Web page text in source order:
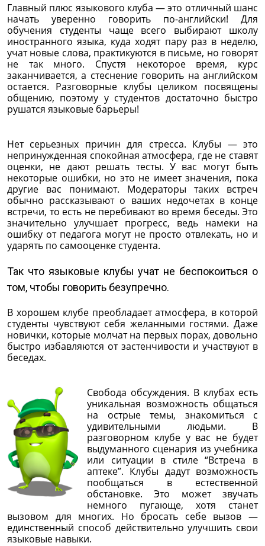
Главный плюс языкового клуба — это отличный шанс
начать уверенно говорить по-английски! Для
обучения студенты чаще всего выбирают школу
иностранного языка, куда ходят пару раз в неделю,
учат новые слова, практикуются в письме, но говорят
не так много. Спустя некоторое время, курс
заканчивается, а стеснение говорить на английском
остается. Разговорные клубы целиком посвящены
общению, поэтому у студентов достаточно быстро
рушатся языковые барьеры!
Нет серьезных причин для стресса. Клубы — это
непринужденная спокойная атмосфера, где не ставят
оценки, не дают решать тесты. У вас могут быть
некоторые ошибки, но это не имеет значения, пока
другие вас понимают. Модераторы таких встреч
обычно рассказывают о ваших недочетах в конце
встречи, то есть не перебивают во время беседы. Это
значительно улучшает прогресс, ведь намеки на
ошибку от педагога могут не просто отвлекать, но и
ударять по самооценке студента.
Так что языковые клубы учат не беспокоиться о
том, чтобы говорить безупречно.
В хорошем клубе преобладает атмосфера, в которой
студенты чувствуют себя желанными гостями. Даже
новички, которые молчат на первых порах, довольно
быстро избавляются от застенчивости и участвуют в
беседах.
Свобода обсуждения. В клубах есть
уникальная возможность общаться
на острые темы, знакомиться с
удивительными людьми. В
разговорном клубе у вас не будет
выдуманного сценария из учебника
или ситуации в стиле “Встреча в
аптеке”. Клубы дадут возможность
пообщаться в естественной
обстановке. Это может звучать
немного пугающе, хотя станет
вызовом для многих. Но бросать себе вызов —
единственный способ действительно улучшить свои
языковые навыки.